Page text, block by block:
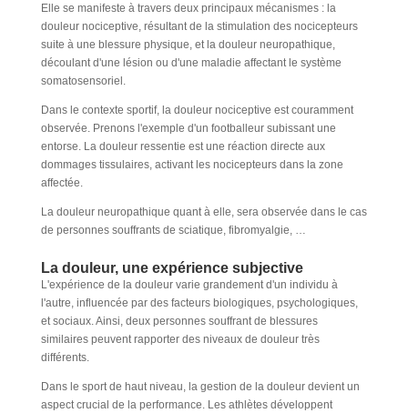
Elle se manifeste à travers deux principaux mécanismes : la
douleur nociceptive, résultant de la stimulation des nocicepteurs
suite à une blessure physique, et la douleur neuropathique,
découlant d'une lésion ou d'une maladie affectant le système
somatosensoriel.
Dans le contexte sportif, la douleur nociceptive est couramment
observée. Prenons l'exemple d'un footballeur subissant une
entorse. La douleur ressentie est une réaction directe aux
dommages tissulaires, activant les nocicepteurs dans la zone
affectée.
La douleur neuropathique quant à elle, sera observée dans le cas
de personnes souffrants de sciatique, fibromyalgie, …
La douleur, une expérience subjective
L'expérience de la douleur varie grandement d'un individu à
l'autre, influencée par des facteurs biologiques, psychologiques,
et sociaux. Ainsi, deux personnes souffrant de blessures
similaires peuvent rapporter des niveaux de douleur très
différents.
Dans le sport de haut niveau, la gestion de la douleur devient un
aspect crucial de la performance. Les athlètes développent